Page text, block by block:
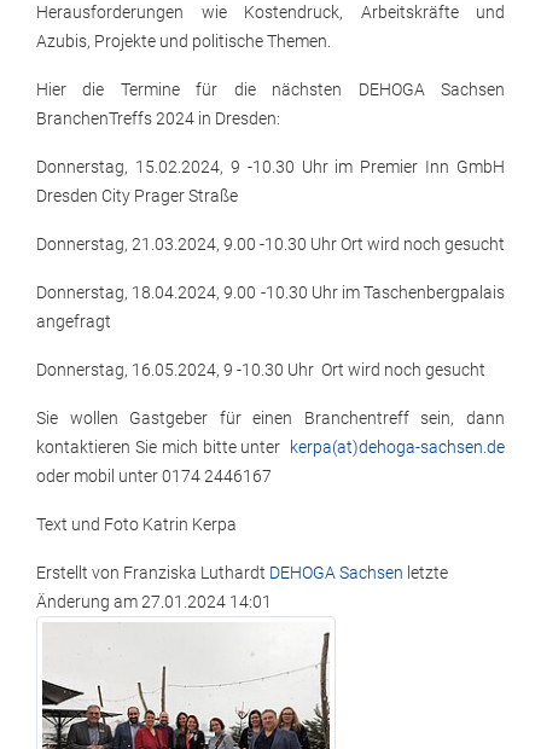
Herausforderungen wie Kostendruck, Arbeitskräfte und
Azubis, Projekte und politische Themen.
Hier die Termine für die nächsten DEHOGA Sachsen
BranchenTreffs 2024 in Dresden:
Donnerstag, 15.02.2024, 9 -10.30 Uhr im Premier Inn GmbH
Dresden City Prager Straße
Donnerstag, 21.03.2024, 9.00 -10.30 Uhr Ort wird noch gesucht
Donnerstag, 18.04.2024, 9.00 -10.30 Uhr im Taschenbergpalais
angefragt
Donnerstag, 16.05.2024, 9 -10.30 Uhr Ort wird noch gesucht
Sie wollen Gastgeber für einen Branchentreff sein, dann
kontaktieren Sie mich bitte unter
kerpa(at)dehoga-sachsen.de
oder mobil unter 0174 2446167
Text und Foto Katrin Kerpa
Erstellt von Franziska Luthardt DEHOGA Sachsen letzte
Änderung am27.01.2024 14:01